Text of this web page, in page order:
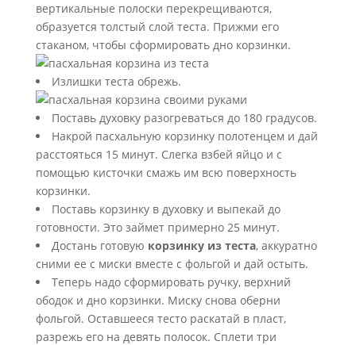
вертикальные полоски перекрещиваются,
образуется толстый слой теста. Прижми его
стаканом, чтобы сформировать дно корзинки.
Излишки теста обрежь.
Поставь духовку разогреваться до 180 градусов.
Накрой пасхальную корзинку полотенцем и дай
расстояться 15 минут. Слегка взбей яйцо и с
помощью кисточки смажь им всю поверхность
корзинки.
Поставь корзинку в духовку и выпекай до
готовности. Это займет примерно 25 минут.
Достань готовую корзинку из теста, аккуратно
сними ее с миски вместе с фольгой и дай остыть.
Теперь надо сформировать ручку, верхний
ободок и дно корзинки. Миску снова оберни
фольгой. Оставшееся тесто раскатай в пласт,
разрежь его на девять полосок. Сплети три